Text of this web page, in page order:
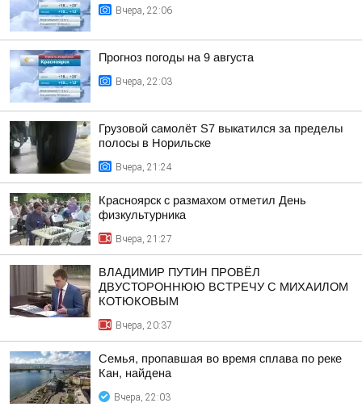
Вчера, 22:06
Прогноз погоды на 9 августа
Вчера, 22:03
Грузовой самолёт S7 выкатился за пределы
полосы в Норильске
Вчера, 21:24
Красноярск с размахом отметил День
физкультурника
Вчера, 21:27
ВЛАДИМИР ПУТИН ПРОВЁЛ
ДВУСТОРОННЮЮ ВСТРЕЧУ С МИХАИЛОМ
КОТЮКОВЫМ
Вчера, 20:37
Семья, пропавшая во время сплава по реке
Кан, найдена
Вчера, 22:03